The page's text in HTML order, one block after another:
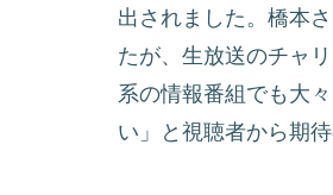
出されました。橋本
たが、生放送のチャ
系の情報番組でも大
い」と視聴者から期